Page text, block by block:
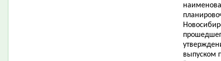
выпуском